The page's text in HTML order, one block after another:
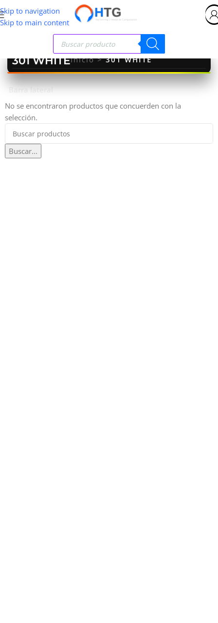
Skip to navigation
Skip to main content
301 WHITEInicio>301 WHITE
Barra lateral
No se encontraron productos que concuerden con la
selección.
Buscar...